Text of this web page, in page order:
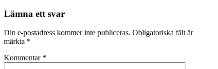
Lämna ett svar
Din e-postadress kommer inte publiceras. Obligatoriska fält är
märkta *
Kommentar *